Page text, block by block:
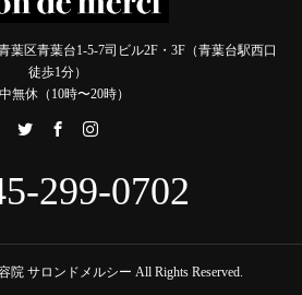
葉区青葉台1-5-7司ビル2F・3F（青葉台駅西口
徒歩1分）
無休（10時〜20時）
299-0702
院 サロンドメルシー All Rights Reserved.